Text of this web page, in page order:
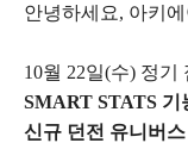
안녕하세요, 아키
10월 22일(수) 정기
SMART STATS 기
신규 던전 유니버